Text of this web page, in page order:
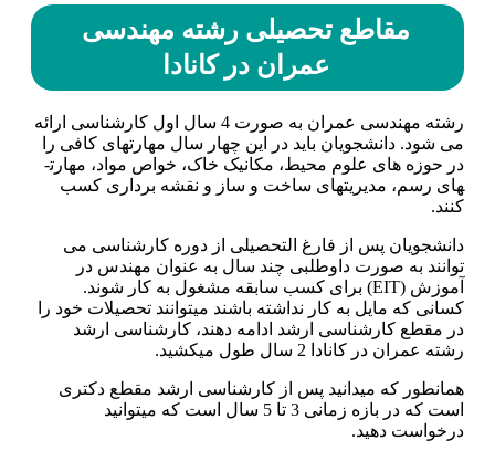
مقاطع تحصیلی رشته مهندسی
عمران در کانادا
رشته مهندسی عمران به صورت 4 سال اول کارشناسی ارائه
می شود. دانشجویان باید در این چهار سال مهارت­های کافی را
در حوزه های علوم محیط، مکانیک خاک، خواص مواد، مهارت­
های رسم، مدیریت­های ساخت و ساز و نقشه برداری کسب
کنند.
دانشجویان پس از فارغ التحصیلی از دوره کارشناسی می
توانند به صورت داوطلبی چند سال به عنوان مهندس در
آموزش (EIT) برای کسب سابقه مشغول به کار شوند.
کسانی که مایل به کار نداشته باشند می­توانند تحصیلات خود را
در مقطع کارشناسی ارشد ادامه دهند، کارشناسی ارشد
رشته عمران در کانادا 2 سال طول ­می­کشید.
همانطور که می­دانید پس از کارشناسی ارشد مقطع دکتری
است که در بازه زمانی 3 تا 5 سال است که میتوانید
درخواست دهید.